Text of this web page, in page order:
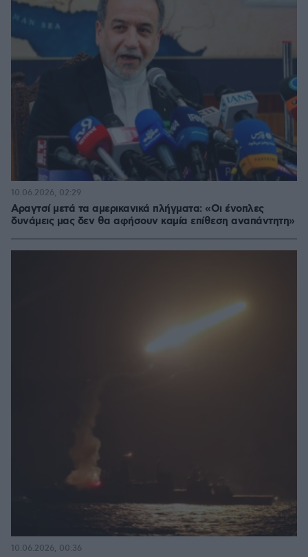
Αραγτσί μετά τα αμερικανικά πλήγματα: «Οι ένοπλες
δυνάμεις μας δεν θα αφήσουν καμία επίθεση αναπάντητη»
10.06.2026, 02:29
10.06.2026, 00:36